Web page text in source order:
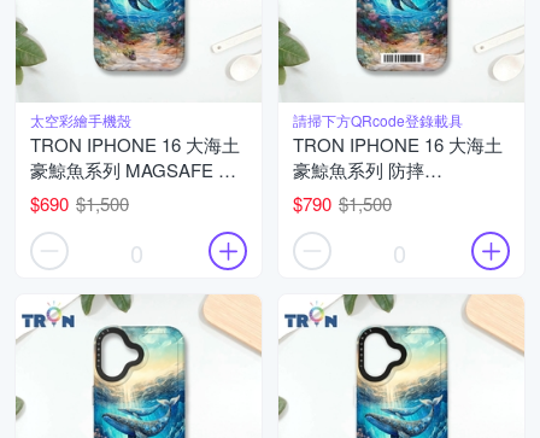
太空彩繪手機殼
TRON IPHONE 16 大海土
豪鯨魚系列 MAGSAFE 磁
吸 防摔 太空殼 透黑 手機
殼
$690 $1,500
0
請掃下方QRcode登錄載具
TRON IPHONE 16 大海土
豪鯨魚系列 防摔
MAGSAFE 磁吸 太空載具
殼 透白 手機殼
$790 $1,500
0